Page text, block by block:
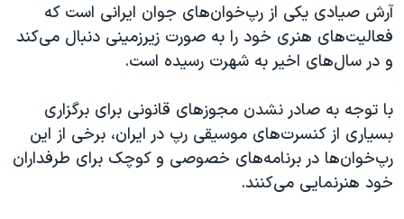
آرش صیادی یکی از رپ‌خوان‌های جوان ایرانی است که
فعالیت‌های هنری خود را به صورت زیرزمینی دنبال می‌کند
و در سال‌های اخیر به شهرت رسیده است.
با توجه به صادر نشدن مجوزهای قانونی برای برگزاری
بسیاری از کنسرت‌های موسیقی رپ در ایران، برخی از این
رپ‌خوان‌ها در برنامه‌های خصوصی و کوچک برای طرفداران
خود هنرنمایی می‌کنند.